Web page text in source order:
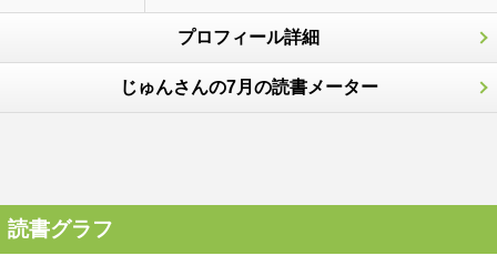
プロフィール詳細
じゅんさんの7月の読書メーター
読書グラフ